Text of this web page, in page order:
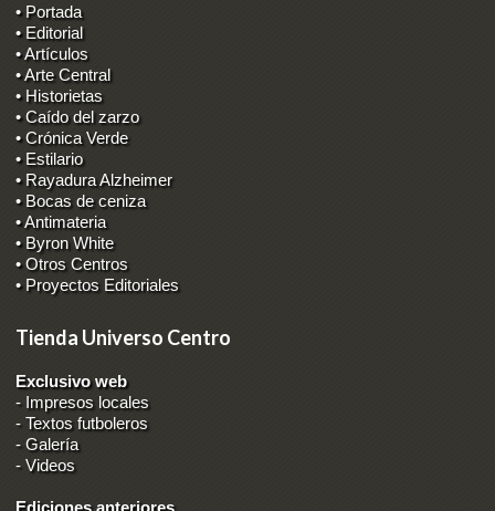
• Portada
• Editorial
• Artículos
• Arte Central
• Historietas
• Caído del zarzo
• Crónica Verde
• Estilario
• Rayadura Alzheimer
• Bocas de ceniza
• Antimateria
• Byron White
• Otros Centros
• Proyectos Editoriales
Tienda Universo Centro
Exclusivo web
- Impresos locales
-Textos futboleros
-Galería
-Videos
Ediciones anteriores